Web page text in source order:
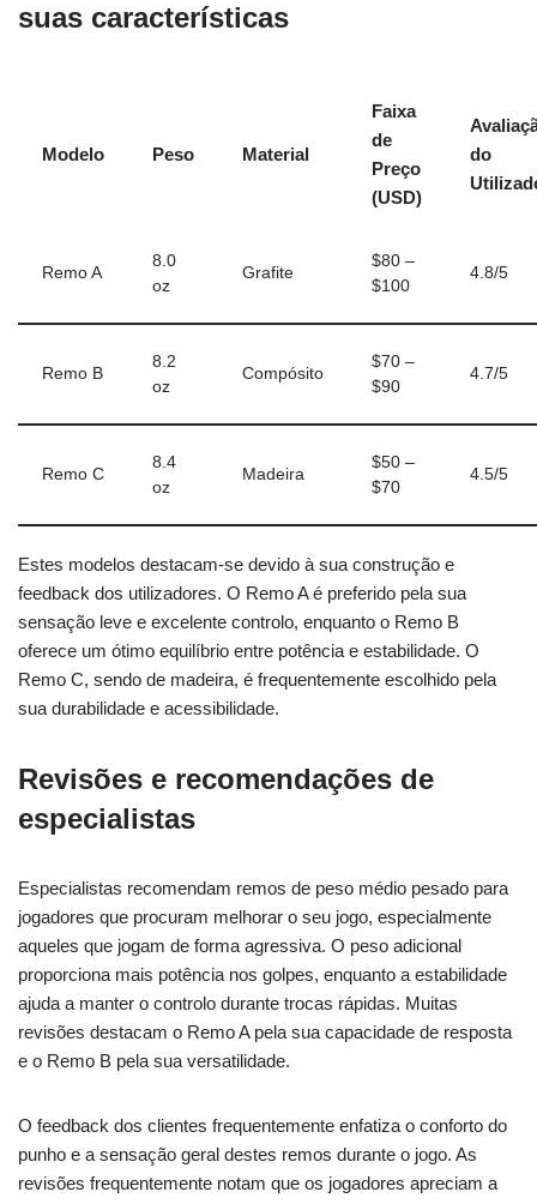
suas características
Modelo Peso Material
Faixa
de
Preço
(USD)
do
Remo A
8.0
oz
Grafite
$80 –
$100
4.8/5
Remo B
8.2
oz
Compósito
$70 –
$90
4.7/5
Remo C
8.4
oz
Madeira
$50 –
$70
4.5/5
Estes modelos destacam-se devido à sua construção e
feedback dos utilizadores. O Remo A é preferido pela sua
sensação leve e excelente controlo, enquanto o Remo B
oferece um ótimo equilíbrio entre potência e estabilidade. O
Remo C, sendo de madeira, é frequentemente escolhido pela
sua durabilidade e acessibilidade.
Revisões e recomendações de
especialistas
Especialistas recomendam remos de peso médio pesado para
jogadores que procuram melhorar o seu jogo, especialmente
aqueles que jogam de forma agressiva. O peso adicional
proporciona mais potência nos golpes, enquanto a estabilidade
ajuda a manter o controlo durante trocas rápidas. Muitas
revisões destacam o Remo A pela sua capacidade de resposta
e o Remo B pela sua versatilidade.
O feedback dos clientes frequentemente enfatiza o conforto do
punho e a sensação geral destes remos durante o jogo. As
revisões frequentemente notam que os jogadores apreciam a